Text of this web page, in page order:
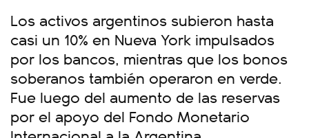
Los activos argentinos subieron hasta
casi un 10% en Nueva York impulsados
por los bancos, mientras que los bonos
soberanos también operaron en verde.
Fue luego del aumento de las reservas
por el apoyo del Fondo Monetario